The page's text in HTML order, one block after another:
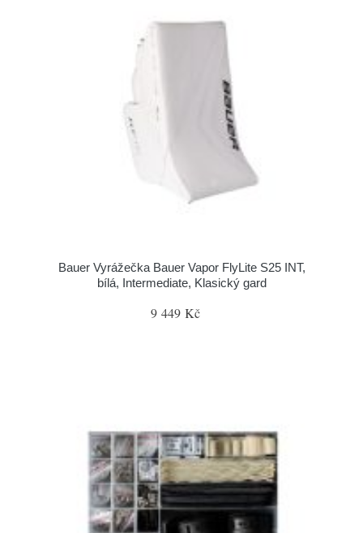
Bauer Vyrážečka Bauer Vapor FlyLite S25 INT,
bílá, Intermediate, Klasický gard
9 449 Kč